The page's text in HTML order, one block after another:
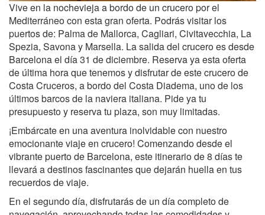
Vive en la nochevieja a bordo de un crucero por el
Mediterráneo con esta gran oferta. Podrás visitar los
puertos de: Palma de Mallorca, Cagliari, Civitavecchia, La
Spezia, Savona y Marsella. La salida del crucero es desde
Barcelona el día 31 de diciembre. Reserva ya esta oferta
de última hora que tenemos y disfrutar de este crucero de
Costa Cruceros, a bordo del Costa Diadema, uno de los
últimos barcos de la naviera italiana. Pide ya tu
presupuesto y reserva tu plaza, son muy limitadas.
¡Embárcate en una aventura inolvidable con nuestro
emocionante viaje en crucero! Comenzando desde el
vibrante puerto de Barcelona, este itinerario de 8 días te
llevará a destinos fascinantes que dejarán huella en tus
recuerdos de viaje.
En el segundo día, disfrutarás de un día completo de